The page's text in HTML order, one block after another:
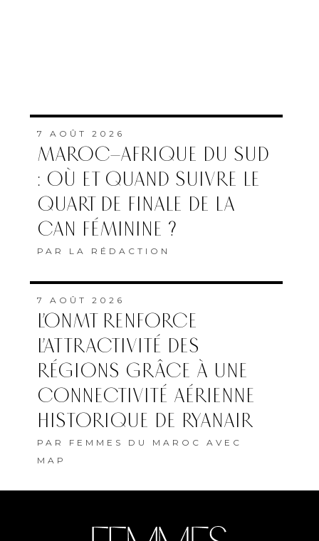
7 AOÛT 2026
MAROC–AFRIQUE DU SUD
: OÙ ET QUAND SUIVRE LE
QUART DE FINALE DE LA
CAN FÉMININE ?
PAR LA RÉDACTION
7 AOÛT 2026
L’ONMT RENFORCE
L’ATTRACTIVITÉ DES
RÉGIONS GRÂCE À UNE
CONNECTIVITÉ AÉRIENNE
HISTORIQUE DE RYANAIR
PAR FEMMES DU MAROC AVEC
MAP